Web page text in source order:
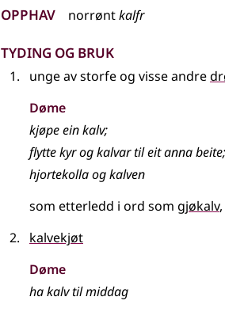
Opphav norrøntkalfr
Tyding og bruk
unge av storfe og visse andre
Døme
kjøpe ein kalv;
flytte kyr og kalvar til eit anna beite;
hjortekolla og kalven
som etterledd i ord som gjøkalv
kalvekjøt
Døme
ha kalv til middag